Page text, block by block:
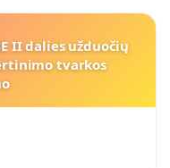
II dalies užduočių
tvarkos